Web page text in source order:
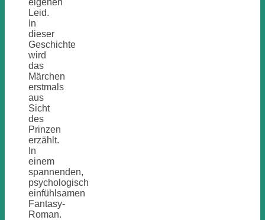
Leid.
In
dieser
Geschichte
wird
das
Märchen
erstmals
aus
Sicht
des
Prinzen
erzählt.
In
einem
spannenden,
psychologisch
einfühlsamen
Fantasy-
Roman.